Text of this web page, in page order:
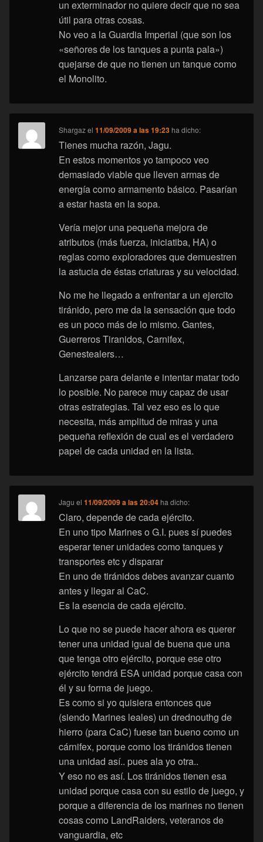
un exterminador no quiere decir que no sea
útil para otras cosas.
No veo a la Guardia Imperial (que son los
«señores de los tanques a punta pala»)
quejarse de que no tienen un tanque como
el Monolito.
Shargazel11/09/2009 a las 19:23 ha dicho:
Tienes mucha razón, Jagu.
En estos momentos yo tampoco veo
demasiado viable que lleven armas de
energía como armamento básico. Pasarían
a estar hasta en la sopa.
Vería mejor una pequeña mejora de
atributos (más fuerza, iniciatiba, HA) o
reglas como exploradores que demuestren
la astucia de éstas criaturas y su velocidad.
No me he llegado a enfrentar a un ejercito
tiránido, pero me da la sensación que todo
es un poco más de lo mismo. Gantes,
Guerreros Tiranidos, Carnifex,
Genestealers…
Lanzarse para delante e intentar matar todo
lo posible. No parece muy capaz de usar
otras estrategias. Tal vez eso es lo que
necesita, más amplitud de miras y una
pequeña reflexión de cual es el verdadero
papel de cada unidad en la lista.
Jagu el11/09/2009 a las 20:04 ha dicho:
Claro, depende de cada ejército.
En uno tipo Marines o G.I. pues sí puedes
esperar tener unidades como tanques y
transportes etc y disparar
En uno de tiránidos debes avanzar cuanto
antes y llegar al CaC.
Es la esencia de cada ejército.
Lo que no se puede hacer ahora es querer
tener una unidad igual de buena que una
que tenga otro ejército, porque ese otro
ejército tendrá ESA unidad porque casa con
él y su forma de juego.
Es como si yo quisiera entonces que
(siendo Marines leales) un drednouthg de
hierro (para CaC) fuese tan bueno como un
cárnifex, porque como los tiránidos tienen
una unidad así.. pues ala yo otra..
Y eso no es así. Los tiránidos tienen esa
unidad porque casa con su estilo de juego, y
porque a diferencia de los marines no tienen
cosas como LandRaiders, veteranos de
vanguardia, etc